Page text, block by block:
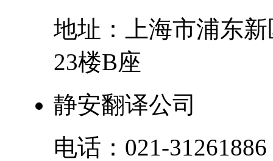
地址：
上海市浦东新
23楼B座
静安翻译公司
电话： 021-31261886